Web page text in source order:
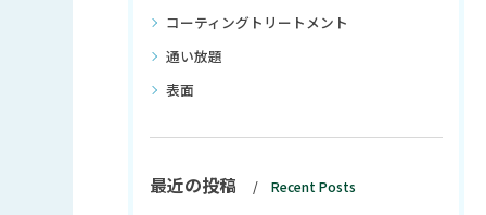
コーティングトリートメント
通い放題
表面
最近の投稿 Recent Posts